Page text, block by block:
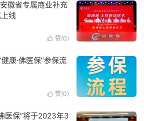
徽省专属商业补充
线
 赞(0)
康·佛医保”参保流
 赞(0)
医保”将于2023年3